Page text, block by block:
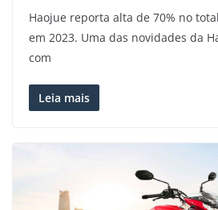
Haojue reporta alta de 70% no
em 2023. Uma das novidades da
com
Leia mais